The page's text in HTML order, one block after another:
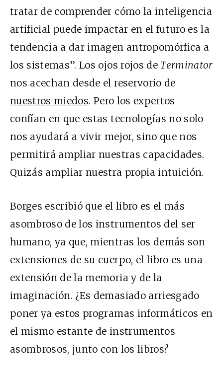
tratar de comprender cómo la inteligencia
artificial puede impactar en el futuro es la
tendencia a dar imagen antropomórfica a
los sistemas”. Los ojos rojos deTerminator
nos acechan desde el reservorio de
nuestros miedos. Pero los expertos
confían en que estas tecnologías no solo
nos ayudará a vivir mejor, sino que nos
permitirá ampliar nuestras capacidades.
Quizás ampliar nuestra propia intuición.
Borges escribió que el libro es el más
asombroso de los instrumentos del ser
humano, ya que, mientras los demás son
extensiones de su cuerpo, el libro es una
extensión de la memoria y de la
imaginación. ¿Es demasiado arriesgado
poner ya estos programas informáticos en
el mismo estante de instrumentos
asombrosos, junto con los libros?